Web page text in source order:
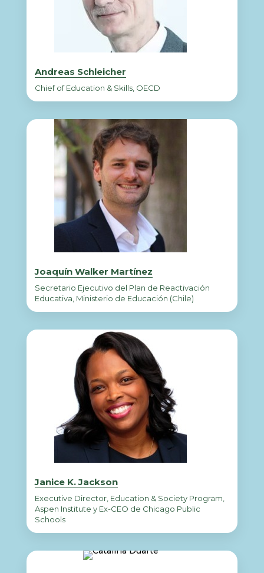
Andreas Schleicher
Chief of Education & Skills, OECD
Joaquín Walker Martínez
Secretario Ejecutivo del Plan de Reactivación
Educativa, Ministerio de Educación (Chile)
Janice K. Jackson
Executive Director, Education & Society Program,
Aspen Institute y Ex-CEO de Chicago Public
Schools